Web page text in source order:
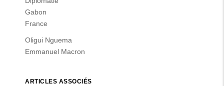
Gabon
France
Oligui Nguema
Emmanuel Macron
ARTICLES ASSOCIÉS